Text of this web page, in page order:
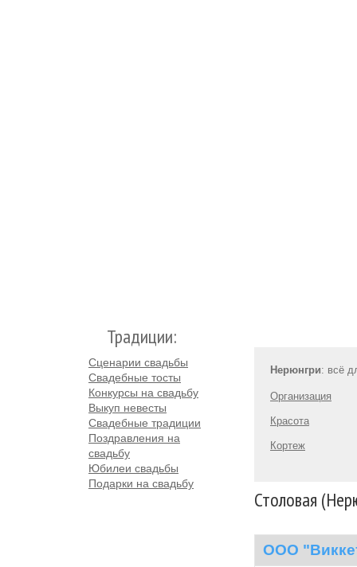
Традиции:
Сценарии свадьбы
Свадебные тосты
Конкурсы на свадьбу
Выкуп невесты
Свадебные традиции
Поздравления на
свадьбу
Юбилеи свадьбы
Подарки на свадьбу
Нерюнгри: всё
Организация
Красота
Кортеж
Столовая
ООО